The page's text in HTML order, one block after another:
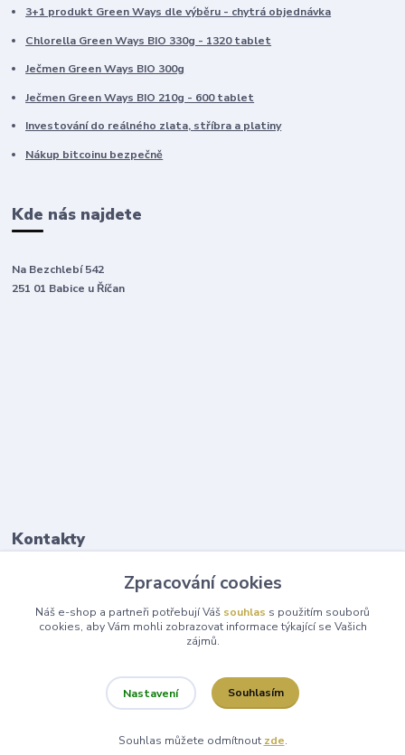
3+1 produkt Green Ways dle výběru - chytrá objednávka
Chlorella Green Ways BIO 330g - 1320 tablet
Ječmen Green Ways BIO 300g
Ječmen Green Ways BIO 210g - 600 tablet
Investování do reálného zlata, stříbra a platiny
Nákup bitcoinu bezpečně
Kde nás najdete
Na Bezchlebí 542
251 01 Babice u Říčan
Kontakty
+420 731 153 092
Vytvořeno na Eshop-rychle.cz
Zpracování cookies
Náš e-shop a partneři potřebují Váš souhlas s použitím souborů
cookies, aby Vám mohli zobrazovat informace týkající se Vašich
zájmů.
Nastavení Souhlasím
Souhlas můžete odmítnout zde.